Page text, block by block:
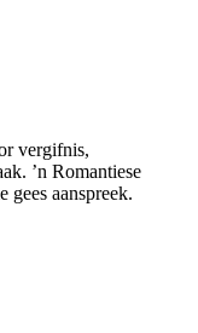
vergifnis,
’n Romantiese
gees aanspreek.